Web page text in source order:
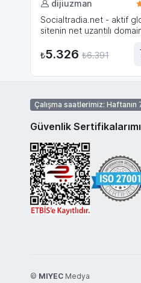
dijiuzman
Socialtradia.net - aktif
sitenin net uzantılı
₺5.326₺6.391
Çalışma saatlerimiz:
Güvenlik
© MIYECMedya